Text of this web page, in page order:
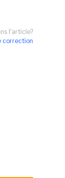
l'article?
correction